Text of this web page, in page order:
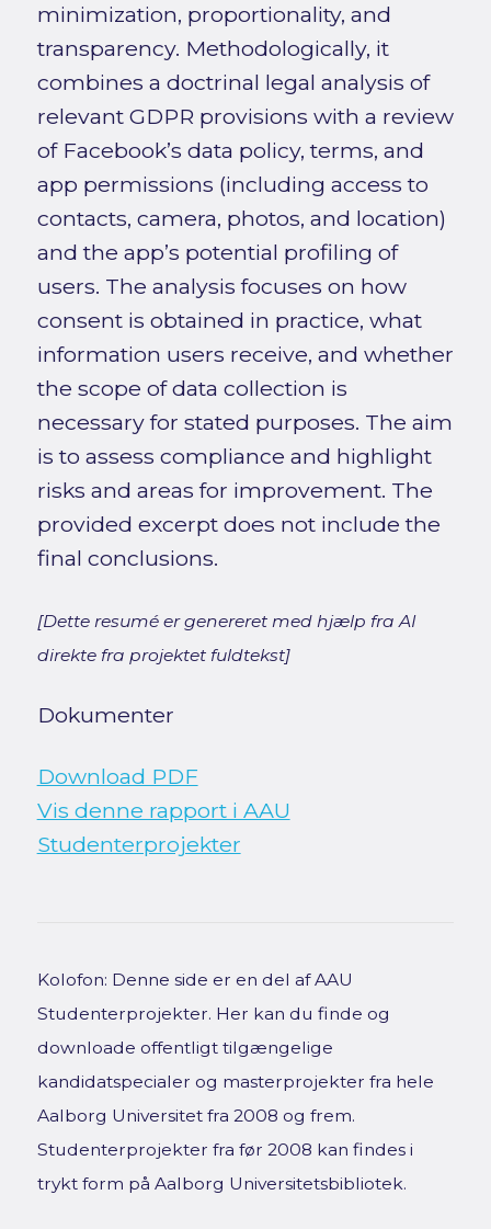
minimization, proportionality, and
transparency. Methodologically, it
combines a doctrinal legal analysis of
relevant GDPR provisions with a review
of Facebook’s data policy, terms, and
app permissions (including access to
contacts, camera, photos, and location)
and the app’s potential profiling of
users. The analysis focuses on how
consent is obtained in practice, what
information users receive, and whether
the scope of data collection is
necessary for stated purposes. The aim
is to assess compliance and highlight
risks and areas for improvement. The
provided excerpt does not include the
final conclusions.
[Dette resumé er genereret med hjælp fra AI
direkte fra projektet fuldtekst]
Dokumenter
Download PDF
Vis denne rapport i AAU
Studenterprojekter
Kolofon: Denne side er en del af AAU
Studenterprojekter. Her kan du finde og
downloade offentligt tilgængelige
kandidatspecialer og masterprojekter fra hele
Aalborg Universitet fra 2008 og frem.
Studenterprojekter fra før 2008 kan findes i
trykt form på Aalborg Universitetsbibliotek.